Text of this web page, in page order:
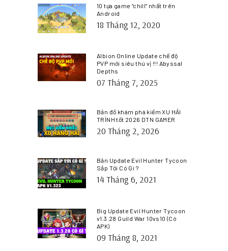
10 tựa game “chill” nhất trên
Android
18 Tháng 12, 2020
Albion Online Update chế độ
PVP mới siêu thú vị !!! Abyssal
Depths
07 Tháng 7, 2025
Bản đồ khám phá kiếm XU HẢI
TRÌNH tốt 2026 DTN GAMER
20 Tháng 2, 2026
Bản Update Evil Hunter Tycoon
Sắp Tới Có Gì ?
14 Tháng 6, 2021
Big Update Evil Hunter Tycoon
v1.3.28 Guild War 10vs10 (Có
APK)
09 Tháng 8, 2021